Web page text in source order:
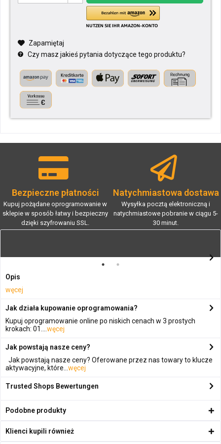
Zapamiętaj
Czy masz jakieś pytania dotyczące tego produktu?
Bezpieczne płatności
Kupuj pożądane oprogramowanie w
sklepie w sposób łatwy i bezpieczny
dzięki szyfrowaniu SSL.
Natychmiastowa dostawa
Wysyłka pocztą elektroniczną i
natychmiastowe pobranie w ciągu 5-
30 minut.
Opis
węcej
Jak działa kupowanie oprogramowania?
Kupuj oprogramowanie online po niskich cenach w 3 prostych
krokach: 01.... węcej
Jak powstają nasze ceny?
Jak powstają nasze ceny? Oferowane przez nas towary to klucze
aktywacyjne, które... węcej
Trusted Shops Bewertungen
Podobne produkty
Klienci kupili również